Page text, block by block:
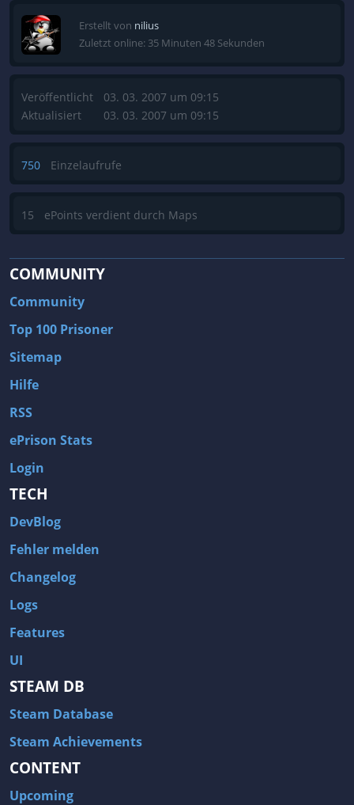
Erstellt von nilius
Zuletzt online: 35 Minuten 48 Sekunden
Veröffentlicht
Aktualisiert
03. 03. 2007 um 09:15
03. 03. 2007 um 09:15
750 Einzelaufrufe
15 ePoints verdient durch Maps
COMMUNITY
Community
Top 100 Prisoner
Sitemap
Hilfe
RSS
ePrison Stats
Login
TECH
DevBlog
Fehler melden
Changelog
Logs
Features
UI
STEAM DB
Steam Database
Steam Achievements
CONTENT
Upcoming